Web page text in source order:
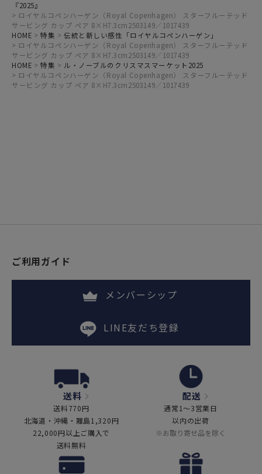
『2025』
ロイヤルコペンハーゲン（Royal Copenhagen） スターフルーテッド
サービング カップ ペア 8×H7.3cm2503149／1017439
HOME
特集
伝統と新しい感性「ロイヤルコペンハーゲン」
ロイヤルコペンハーゲン（Royal Copenhagen） スターフルーテッド
サービング カップ ペア 8×H7.3cm2503149／1017439
HOME
特集
ル・ノーブルのクリスマスマーケット2025
ロイヤルコペンハーゲン（Royal Copenhagen） スターフルーテッド
サービング カップ ペア 8×H7.3cm2503149／1017439
ご利用ガイド
メンバーシップ
LINE友だち登録
送料
送料770円
北海道・沖縄・離島1,320円
22,000円以上ご購入で
送料無料
配送
通常1～3営業日
以内の出荷
※お取り寄せ品を除く